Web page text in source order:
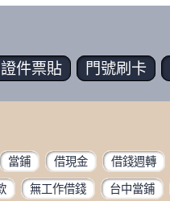
證件票貼 門號刷卡
當鋪 借現金 借錢週轉
無工作借錢 台中當鋪